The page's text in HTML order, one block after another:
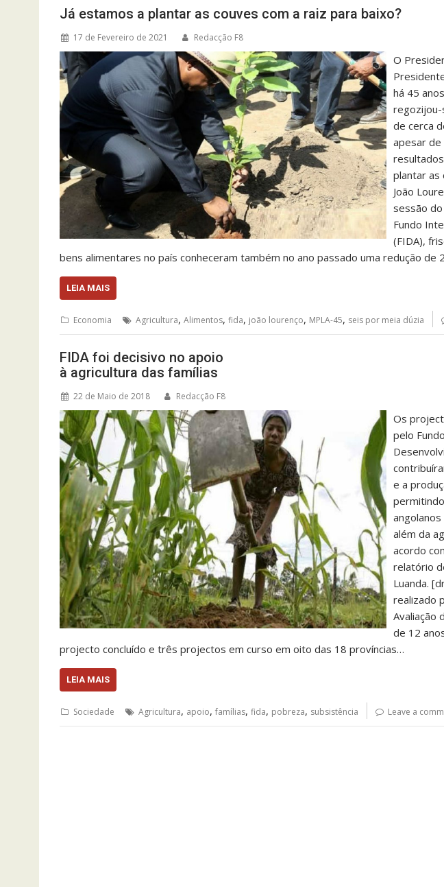
Já estamos a plantar as couves com a raiz para baixo?
17 de Fevereiro de 2021 Redacção F8
O
há 45
de cerca
apesar
plantar as
João
sessão
Fundo
(FIDA),
bens alimentares no país conheceram também no ano passado uma redução de
LEIA MAIS
Economia Agricultura, Alimentos, fida, joão lourenço, MPLA-45, seis por meia dúzia
FIDA foi decisivo no apoio
à agricultura das famílias
22 de Maio de 2018 Redacção F8
Os
pelo
e a
além da
acordo
relatório
Luanda.
realizado
Avaliação
de 12
projecto concluído e três projectos em curso em oito das 18 províncias…
LEIA MAIS
Sociedade Agricultura, apoio, famílias, fida, pobreza, subsistência Leave a